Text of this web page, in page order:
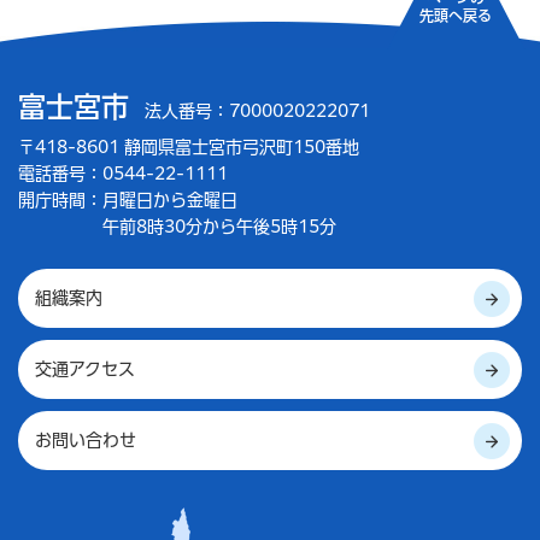
富士宮市 法人番号：7000020222071
〒418-8601 静岡県富士宮市弓沢町150番地
電話番号：0544-22-1111
開庁時間： 月曜日から金曜日
午前8時30分から午後5時15分
組織案内
交通アクセス
お問い合わせ
先頭へ戻る